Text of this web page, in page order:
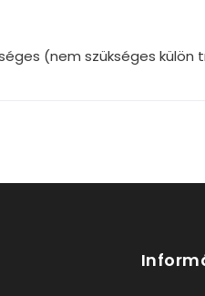
(nem szükséges